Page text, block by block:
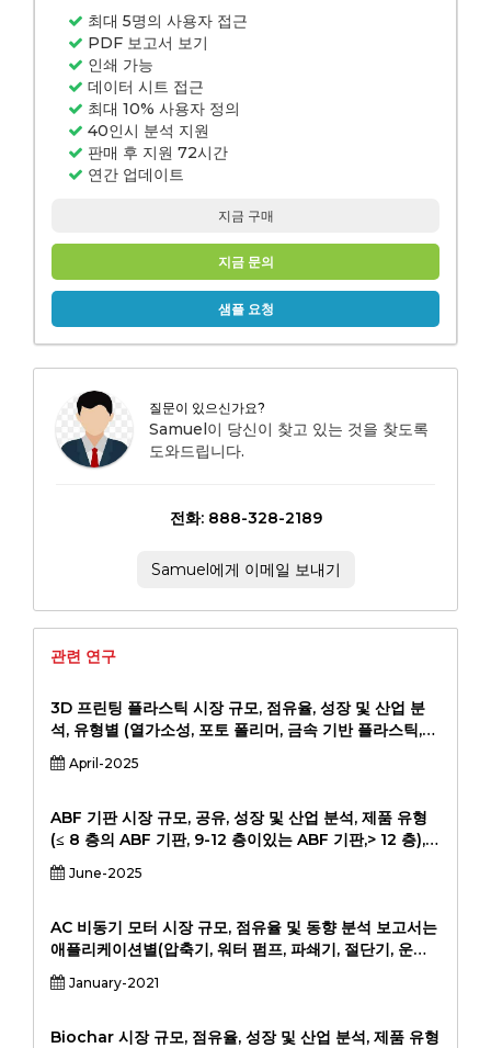
최대 5명의 사용자 접근
PDF 보고서 보기
인쇄 가능
데이터 시트 접근
최대 10% 사용자 정의
40인시 분석 지원
판매 후 지원 72시간
연간 업데이트
지금 구매
지금 문의
샘플 요청
질문이 있으신가요?
Samuel이 당신이 찾고 있는 것을 찾도록
도와드립니다.
전화: 888-328-2189
Samuel에게 이메일 보내기
관련 연구
3D 프린팅 플라스틱 시장 규모, 점유율, 성장 및 산업 분
석, 유형별 (열가소성, 포토 폴리머, 금속 기반 플라스틱,
기타), 애플리케이션 (프로토 타이핑, 최종 사용 부품 생산,
커스터마이즈, 툴링), 최종 사용자 산업 (자동차, 항공 우
April-2025
ABF 기판 시장 규모, 공유, 성장 및 산업 분석, 제품 유형
(≤ 8 층의 ABF 기판, 9-12 층이있는 ABF 기판,> 12 층),
애플리케이션 (고급 프로세서, AI 칩, 그래픽 카드, 네트워
크 장치, 기타), 최종 사용자 (Semiconductor
June-2025
AC 비동기 모터 시장 규모, 점유율 및 동향 분석 보고서는
애플리케이션별(압축기, 워터 펌프, 파쇄기, 절단기, 운송
기계, 기타), 유형별(단상 전기 모터, 3상 전기 모터 등), 지
역별 및 2033년까지 세그먼트 예측을 기준으로 합니다.
January-2021
Biochar 시장 규모, 점유율, 성장 및 산업 분석, 제품 유형